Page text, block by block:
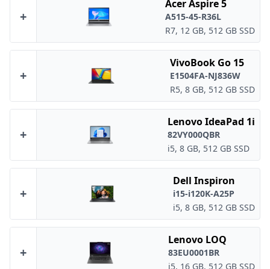
+
Acer Aspire 5
A515-45-R36L
R7, 12 GB, 512 GB SSD
+
VivoBook Go 15
E1504FA-NJ836W
R5, 8 GB, 512 GB SSD
+
Lenovo IdeaPad 1i
82VY000QBR
i5, 8 GB, 512 GB SSD
+
Dell Inspiron
i15-i120K-A25P
i5, 8 GB, 512 GB SSD
+
Lenovo LOQ
83EU0001BR
i5, 16 GB, 512 GB SSD